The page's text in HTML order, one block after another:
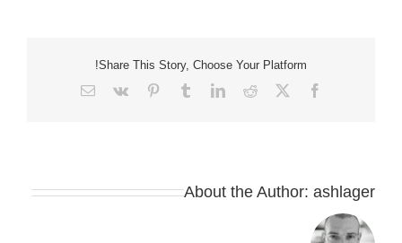
Share This Story, Choose Your Platform!
Facebook
X
Reddit
LinkedIn
Tumblr
Pinterest
Vk
Email
About the Author: ashlager